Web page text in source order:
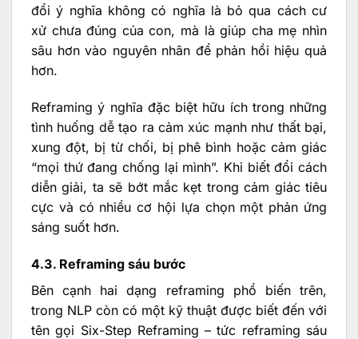
đổi ý nghĩa không có nghĩa là bỏ qua cách cư
xử chưa đúng của con, mà là giúp cha mẹ nhìn
sâu hơn vào nguyên nhân để phản hồi hiệu quả
hơn.
Reframing ý nghĩa đặc biệt hữu ích trong những
tình huống dễ tạo ra cảm xúc mạnh như thất bại,
xung đột, bị từ chối, bị phê bình hoặc cảm giác
“mọi thứ đang chống lại mình”. Khi biết đổi cách
diễn giải, ta sẽ bớt mắc kẹt trong cảm giác tiêu
cực và có nhiều cơ hội lựa chọn một phản ứng
sáng suốt hơn.
4.3. Reframing sáu bước
Bên cạnh hai dạng reframing phổ biến trên,
trong NLP còn có một kỹ thuật được biết đến với
tên gọi Six-Step Reframing – tức reframing sáu